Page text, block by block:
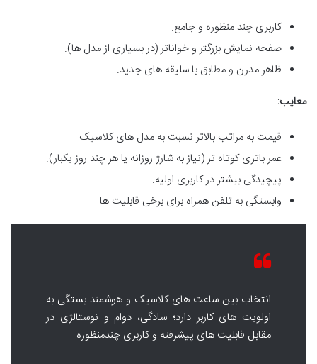
کاربری چند منظوره و جامع.
صفحه نمایش بزرگتر و خواناتر (در بسیاری از مدل ها).
ظاهر مدرن و مطابق با سلیقه های جدید.
معایب:
قیمت به مراتب بالاتر نسبت به مدل های کلاسیک.
عمر باتری کوتاه تر (نیاز به شارژ روزانه یا هر چند روز یکبار).
پیچیدگی بیشتر در کاربری اولیه.
وابستگی به تلفن همراه برای برخی قابلیت ها.
انتخاب بین ساعت های کلاسیک و هوشمند بستگی به
اولویت های کاربر دارد؛ سادگی، دوام و نوستالژی در
مقابل قابلیت های پیشرفته و کاربری چندمنظوره.